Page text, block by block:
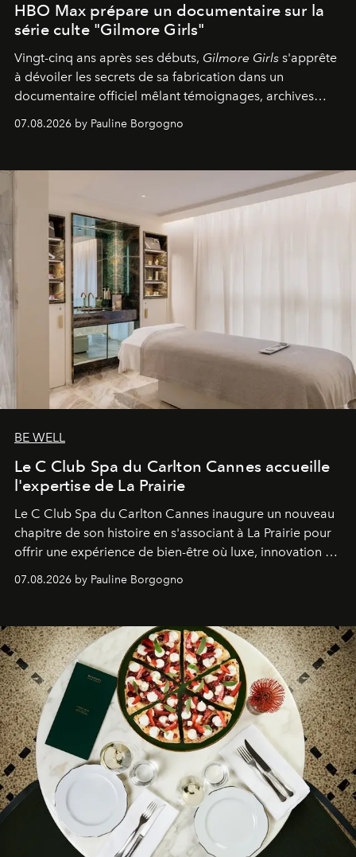
HBO Max prépare un documentaire sur la
série culte "Gilmore Girls"
Vingt-cinq ans après ses débuts, Gilmore Girls s'apprête
à dévoiler les secrets de sa fabrication dans un
documentaire officiel mêlant témoignages, archives
inédites et plongée dans les coulisses d'un phénomène
générationnel.
07.08.2026 by Pauline Borgogno
BE WELL
Le C Club Spa du Carlton Cannes accueille
l'expertise de La Prairie
Le C Club Spa du Carlton Cannes inaugure un nouveau
chapitre de son histoire en s'associant à La Prairie pour
offrir une expérience de bien-être où luxe, innovation et
expertise se rencontrent.
07.08.2026 by Pauline Borgogno